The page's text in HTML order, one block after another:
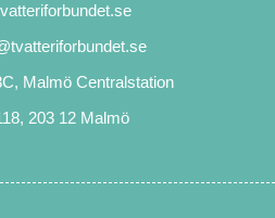
Malmö Centralstation
203 12 Malmö